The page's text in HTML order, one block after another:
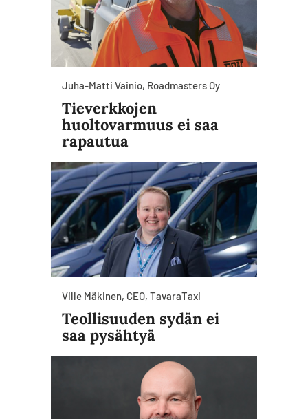
Juha-Matti Vainio, Roadmasters Oy
Tieverkkojen
huoltovarmuus ei saa
rapautua
Ville Mäkinen, CEO, TavaraTaxi
Teollisuuden sydän ei
saa pysähtyä